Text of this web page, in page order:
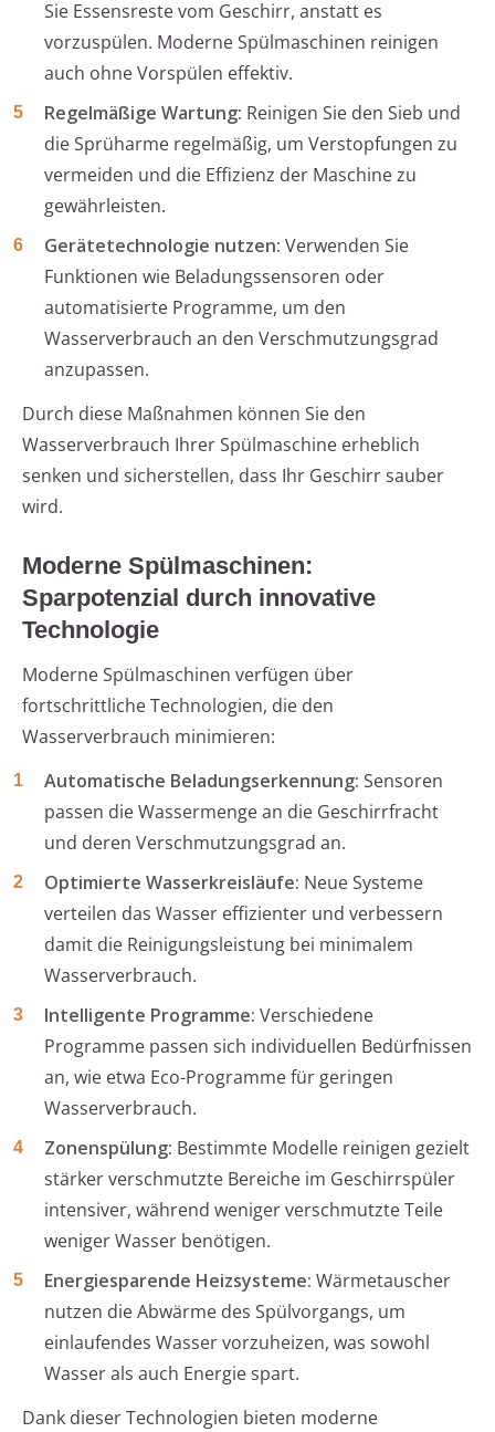
Sie Essensreste vom Geschirr, anstatt es
vorzuspülen. Moderne Spülmaschinen reinigen
auch ohne Vorspülen effektiv.
Regelmäßige Wartung: Reinigen Sie den Sieb und
die Sprüharme regelmäßig, um Verstopfungen zu
vermeiden und die Effizienz der Maschine zu
gewährleisten.
Gerätetechnologie nutzen: Verwenden Sie
Funktionen wie Beladungssensoren oder
automatisierte Programme, um den
Wasserverbrauch an den Verschmutzungsgrad
anzupassen.
Durch diese Maßnahmen können Sie den
Wasserverbrauch Ihrer Spülmaschine erheblich
senken und sicherstellen, dass Ihr Geschirr sauber
wird.
Moderne Spülmaschinen:
Sparpotenzial durch innovative
Technologie
Moderne Spülmaschinen verfügen über
fortschrittliche Technologien, die den
Wasserverbrauch minimieren:
Automatische Beladungserkennung: Sensoren
passen die Wassermenge an die Geschirrfracht
und deren Verschmutzungsgrad an.
Optimierte Wasserkreisläufe: Neue Systeme
verteilen das Wasser effizienter und verbessern
damit die Reinigungsleistung bei minimalem
Wasserverbrauch.
Intelligente Programme: Verschiedene
Programme passen sich individuellen Bedürfnissen
an, wie etwa Eco-Programme für geringen
Wasserverbrauch.
Zonenspülung: Bestimmte Modelle reinigen gezielt
stärker verschmutzte Bereiche im Geschirrspüler
intensiver, während weniger verschmutzte Teile
weniger Wasser benötigen.
Energiesparende Heizsysteme: Wärmetauscher
nutzen die Abwärme des Spülvorgangs, um
einlaufendes Wasser vorzuheizen, was sowohl
Wasser als auch Energie spart.
Dank dieser Technologien bieten moderne